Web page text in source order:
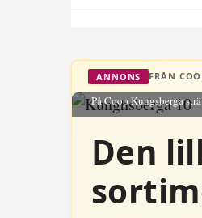
ANNONS FRÅN
På Coop Kungsberga
Den